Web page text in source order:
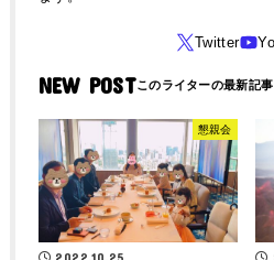
NEW POST
懇親会